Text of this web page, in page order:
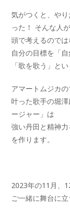
気がつくと、や
った！ そんな人
頭で考えるので
自分の目標を「
「歌を歌う」とい
アマートムジカ
叶った歌手の堀
ージャー」は
強い丹田と精神
を作ります。
2023年の11月、
ご一緒に舞台に立